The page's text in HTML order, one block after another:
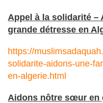
Appel à la solidarité –
grande détresse en
https://
solidarite-aidons-une-
en-algerie.html
Aidons nôtre sœur en